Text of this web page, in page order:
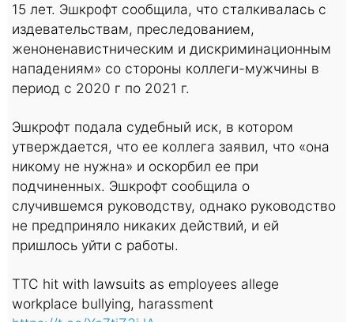
15 лет. Эшкрофт сообщила, что сталкивалась с
издевательствам, преследованием,
женоненавистническим и дискриминационным
нападениям» со стороны коллеги-мужчины в
период с 2020 г по 2021 г.
Эшкрофт подала судебный иск, в котором
утверждается, что ее коллега заявил, что «она
никому не нужна» и оскорбил ее при
подчиненных. Эшкрофт сообщила о
случившемся руководству, однако руководство
не предприняло никаких действий, и ей
пришлось уйти с работы.
TTC hit with lawsuits as employees allege
workplace bullying, harassment